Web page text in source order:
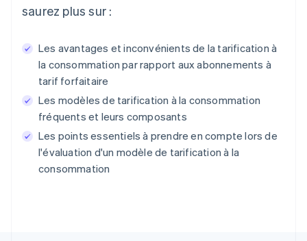
saurez plus sur :
Les avantages et inconvénients de la tarification à
la consommation par rapport aux abonnements à
tarif forfaitaire
Les modèles de tarification à la consommation
fréquents et leurs composants
Les points essentiels à prendre en compte lors de
l'évaluation d'un modèle de tarification à la
consommation